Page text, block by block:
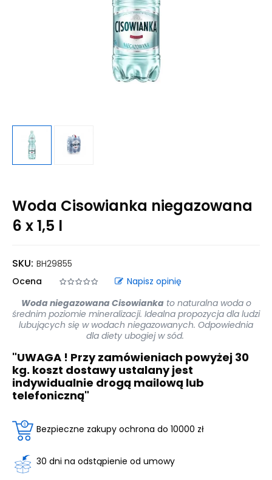
Woda Cisowianka niegazowana
6 x 1,5 l
SKU: BH29855
Ocena
Napisz opinię
Woda niegazowana Cisowiankato naturalna woda o
średnim poziomie mineralizacji. Idealna propozycja dla ludzi
lubujących się w wodach niegazowanych. Odpowiednia
dla diety ubogiej w sód.
"UWAGA ! Przy zamówieniach powyżej 30
kg. koszt dostawy ustalany jest
indywidualnie drogą mailową lub
telefoniczną"
Bezpieczne zakupy ochrona do 10000 zł
30 dni na odstąpienie od umowy